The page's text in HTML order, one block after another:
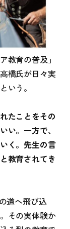
教育の普及」
橋氏が日々実
いう。
たことをその
い。一方で、
く。先生の言
教育されてき
道へ飛び込
その実体験か